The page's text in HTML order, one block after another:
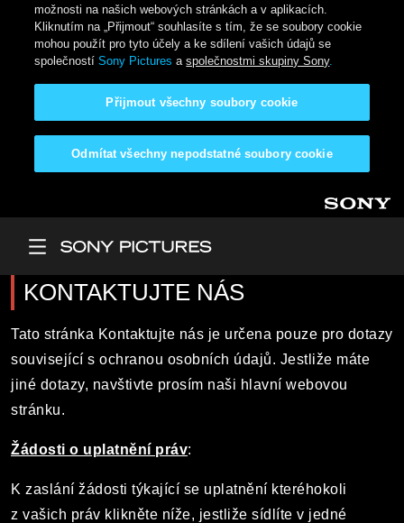
možnosti na našich webových stránkách a v aplikacích.
Kliknutím na „Přijmout“ souhlasíte s tím, že se soubory cookie
mohou použít pro tyto účely a ke sdílení vašich údajů se
společnostíSony Pictures aspolečnostmi skupiny Sony.
Odmítat všechny nepodstatné soubory cookie
Přijmout všechny soubory cookie
KONTAKTUJTE NÁS
Tato stránka Kontaktujte nás je určena pouze pro dotazy
související s ochranou osobních údajů. Jestliže máte
jiné dotazy, navštivte prosím naši hlavní webovou
stránku.
Žádosti o uplatnění práv:
K zaslání žádosti týkající se uplatnění kteréhokoli
z vašich práv klikněte níže, jestliže sídlíte v jedné